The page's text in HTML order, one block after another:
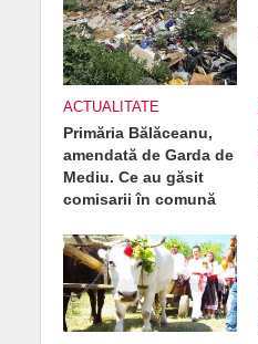
ACTUALITATE
Primăria Bălăceanu,
amendată de Garda de
Mediu. Ce au găsit
comisarii în comună